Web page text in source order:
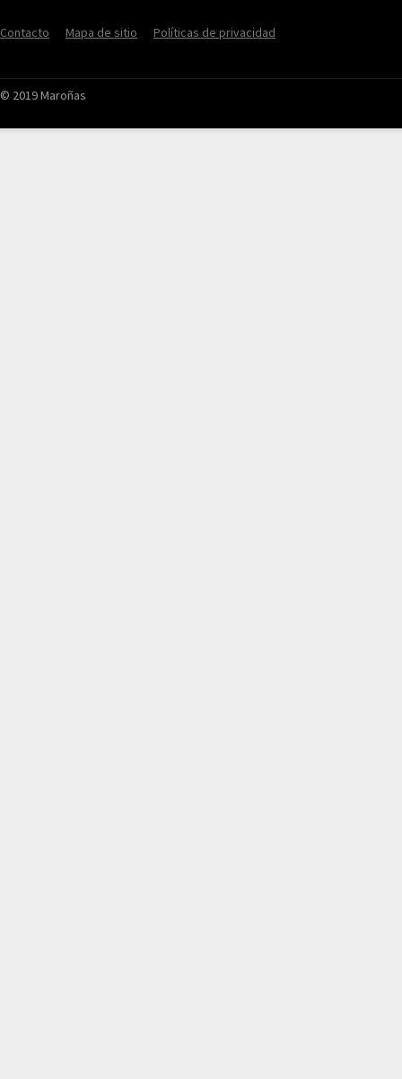
Contacto Mapa de sitio Políticas de privacidad
© 2019 Maroñas